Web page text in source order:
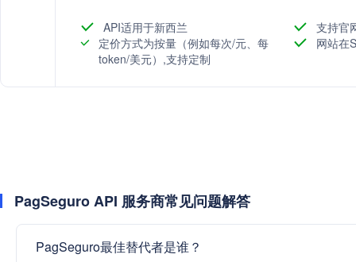
API适用于新西兰
支持官
定价方式为按量（例如每次/元、每
token/美元）,支持定制
网站在
PagSeguro API 服务商常见问题解答
PagSeguro最佳替代者是谁？